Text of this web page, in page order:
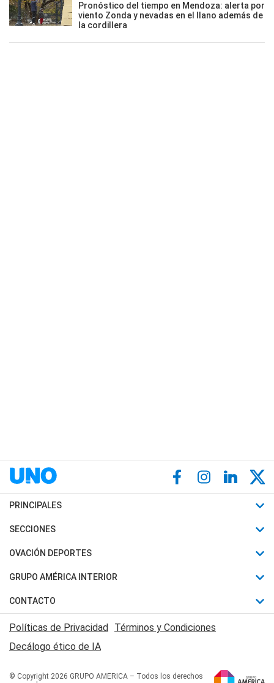
Pronóstico del tiempo en Mendoza: alerta por
viento Zonda y nevadas en el llano además de
la cordillera
PRINCIPALES
Últimas Noticias
Política
Judiciales
Economia
SECCIONES
Horóscopo
Motores
Trucos caseros
Series y Películas
Edictos y Solicitadas
OVACIÓN DEPORTES
Fútbol
Mundial
Automovilismo
Rugby
Básquet
GRUPO AMÉRICA INTERIOR
Canal 7 en Vivo
San Juan 8
CONTACTO
Acerca de Nosotros
Contactanos
Políticas de Privacidad
Términos y Condiciones
Decálogo ético de IA
© Copyright 2026 GRUPO AMERICA – Todos los derechos